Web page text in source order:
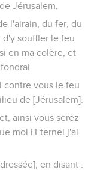
Jérusalem,
l'airain, du fer, du
d'y souffler le feu
en ma colère, et
contre vous le feu
de [Jérusalem].
ainsi vous serez
moi l'Eternel j'ai
en disant :